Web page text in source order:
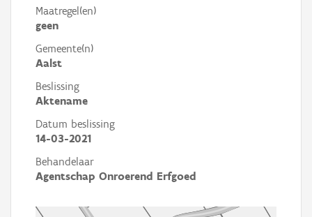
Maatregel(en)
geen
Gemeente(n)
Aalst
Beslissing
Aktename
Datum beslissing
14-03-2021
Behandelaar
Agentschap Onroerend Erfgoed